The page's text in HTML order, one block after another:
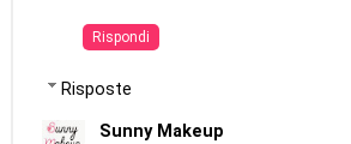
Rispondi
Risposte
Sunny Makeup